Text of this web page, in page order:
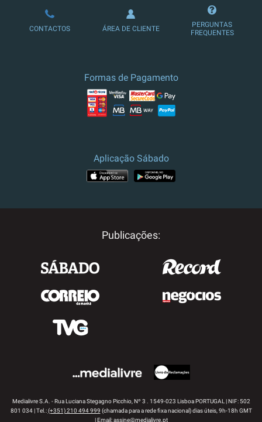
LOJA DE ASSINATURAS
CONTACTOS ÁREA DE CLIENTE
PERGUNTAS
FREQUENTES
Formas de Pagamento
Aplicação Sábado
Publicações:
Medialivre S.A. - Rua Luciana Stegagno Picchio, Nº 3 . 1549-023 Lisboa PORTUGAL | NIF: 502
801 034 | Tel.:(+351) 210 494 999 (chamada para a rede fixa nacional) dias úteis, 9h-18h GMT
| Email:assine@medialivre.pt